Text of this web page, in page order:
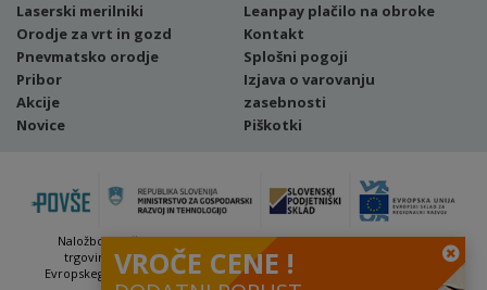
Laserski merilniki
Orodje za vrt in gozd
Pnevmatsko orodje
Pribor
Akcije
Novice
Leanpay plačilo na obroke
Kontakt
Splošni pogoji
Izjava o varovanju
zasebnosti
Piškotki
Naložbo (Vavčer za digitalni marketing - spletna stran ter spletna
trgovina) sofinancirata Republika Slovenija in Evropska unija iz
Evropskega sklada za regionalni razvoj. Sofinanciranje se je pridobilo
VROČE CENE !